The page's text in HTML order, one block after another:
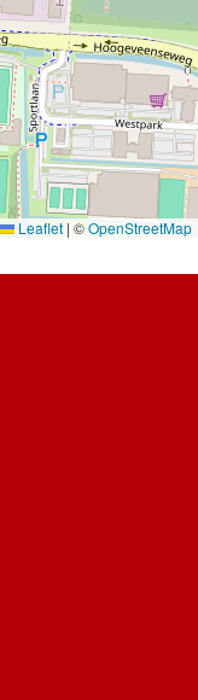
Leaflet | ©OpenStreetMap